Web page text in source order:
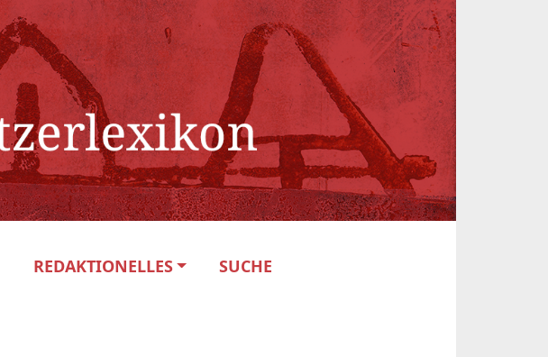
REDAKTIONELLES SUCHE